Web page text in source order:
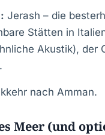
Jerash – die
Stätten in
Akustik), der
nach Amman.
Meer (und